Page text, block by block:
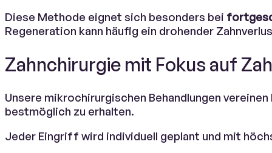
Diese Methode eignet sich besonders bei
Regeneration kann häufig ein drohender
Zahnchirurgie mit Fokus auf
Unsere mikrochirurgischen Behandlungen
bestmöglich zu erhalten.
Jeder Eingriff wird individuell geplant und mit